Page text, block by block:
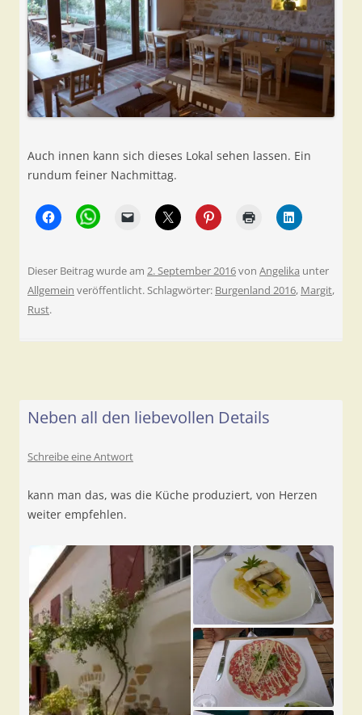
Auch innen kann sich dieses Lokal sehen lassen. Ein
rundum feiner Nachmittag.
Dieser Beitrag wurde am 2. September 2016von Angelika unter
Allgemein veröffentlicht. Schlagwörter: Burgenland 2016, Margit,
Rust.
Neben all den liebevollen Details
Schreibe eine Antwort
kann man das, was die Küche produziert, von Herzen
weiter empfehlen.